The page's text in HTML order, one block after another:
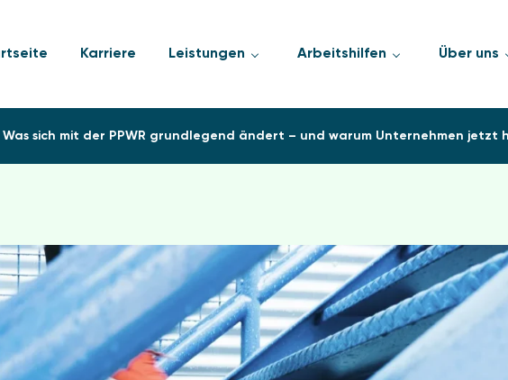
Karriere Leistungen Arbeitshilfen Über uns
sich mit der PPWR grundlegend ändert – und warum Unternehmen jetzt